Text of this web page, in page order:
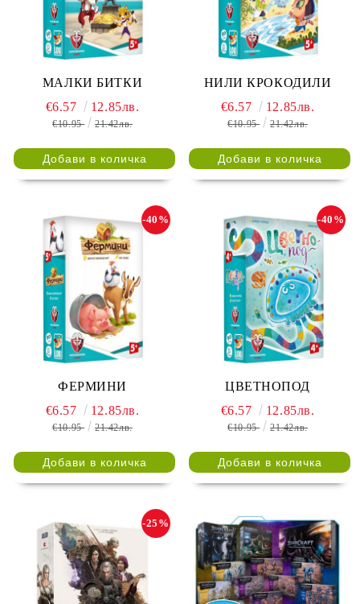
МАЛКИ БИТКИ
€6.57 12.85лв.
€10.95 21.42лв.
НИЛИ КРОКОДИЛИ
€6.57 12.85лв.
€10.95 21.42лв.
ФЕРМИНИ
-40%
€6.57 12.85лв.
€10.95 21.42лв.
ЦВЕТНОПОД
-40%
€6.57 12.85лв.
€10.95 21.42лв.
-25%